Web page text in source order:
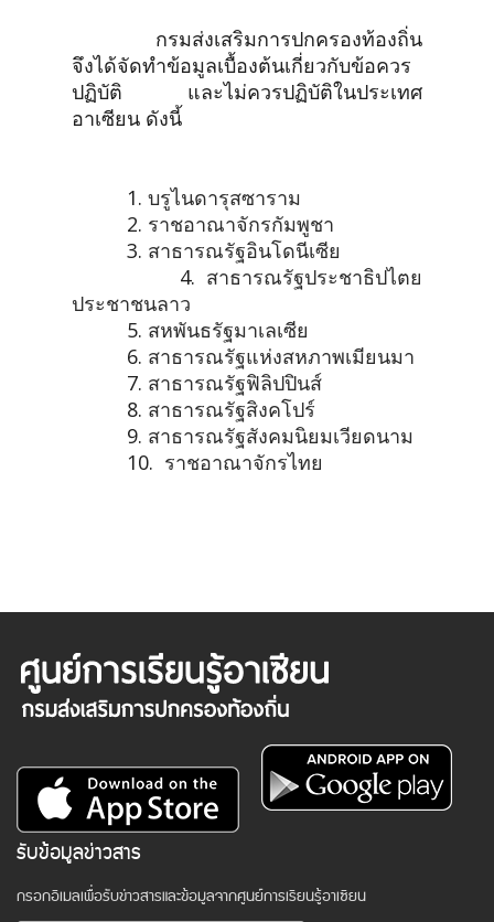
กรมส่งเสริมการปกครองท้องถิ่น
จึงได้จัดทำข้อมูลเบื้องต้นเกี่ยวกับข้อควร
ปฏิบัติ และไม่ควรปฏิบัติในประเทศ
อาเซียน ดังนี้
1. บรูไนดารุสซาราม
2. ราชอาณาจักรกัมพูชา
3. สาธารณรัฐอินโดนีเซีย
4. สาธารณรัฐประชาธิปไตย
ประชาชนลาว
5. สหพันธรัฐมาเลเซีย
6. สาธารณรัฐแห่งสหภาพเมียนมา
7. สาธารณรัฐฟิลิปปินส์
8. สาธารณรัฐสิงคโปร์
9. สาธารณรัฐสังคมนิยมเวียดนาม
10. ราชอาณาจักรไทย
รับข้อมูลข่าวสาร
กรอกอีเมลเพื่อรับข่าวสารและข้อมูลจากศูนย์การเรียนรู้อาเซียน